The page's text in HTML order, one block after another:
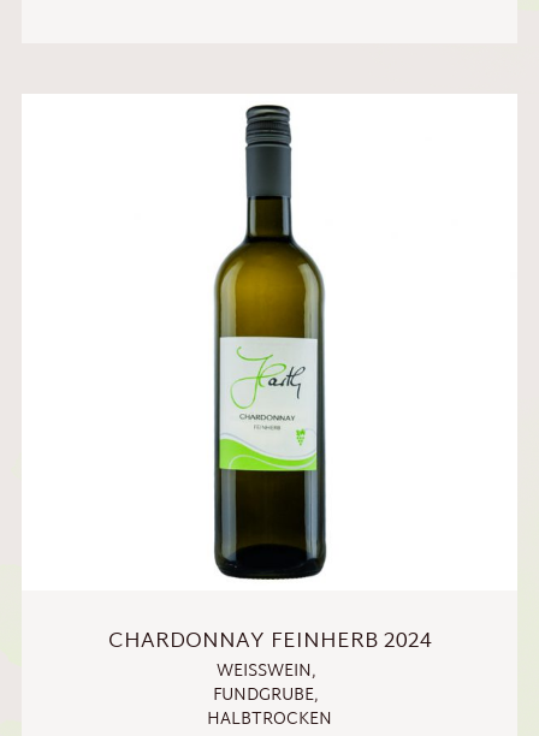
CHARDONNAY FEINHERB 2024
WEISSWEIN ,
FUNDGRUBE,
HALBTROCKEN